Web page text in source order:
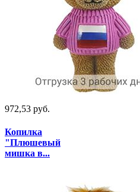
972,53 руб.
Копилка
"Плюшевый
мишка в...